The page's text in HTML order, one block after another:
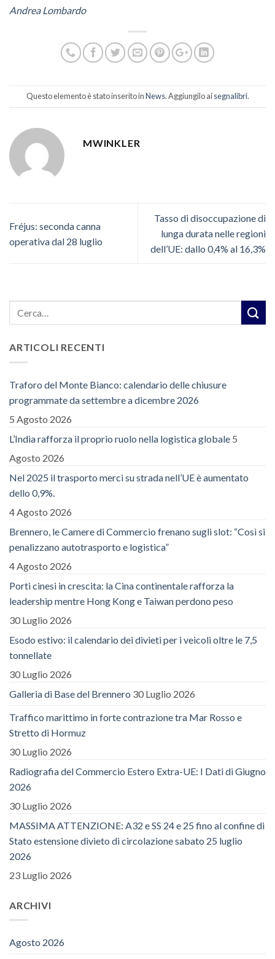
Andrea Lombardo
Questo elemento è stato inserito inNews. Aggiungilo aisegnalibri.
MWINKLER
Fréjus: seconda canna
operativa dal 28 luglio
Tasso di disoccupazione di
lunga durata nelle regioni
dell’UE: dallo 0,4% al 16,3%
ARTICOLI RECENTI
Traforo del Monte Bianco: calendario delle chiusure
programmate da settembre a dicembre 2026
5 Agosto 2026
L’India rafforza il proprio ruolo nella logistica globale 5
Agosto 2026
Nel 2025 il trasporto merci su strada nell’UE è aumentato
dello 0,9%.
4 Agosto 2026
Brennero, le Camere di Commercio frenano sugli slot: “Così si
penalizzano autotrasporto e logistica”
4 Agosto 2026
Porti cinesi in crescita: la Cina continentale rafforza la
leadership mentre Hong Kong e Taiwan perdono peso
30 Luglio 2026
Esodo estivo: il calendario dei divieti per i veicoli oltre le 7,5
tonnellate
30 Luglio 2026
Galleria di Base del Brennero 30 Luglio 2026
Traffico marittimo in forte contrazione tra Mar Rosso e
Stretto di Hormuz
30 Luglio 2026
Radiografia del Commercio Estero Extra-UE: I Dati di Giugno
2026
30 Luglio 2026
MASSIMA ATTENZIONE: A32 e SS 24 e 25 fino al confine di
Stato estensione divieto di circolazione sabato 25 luglio
2026
23 Luglio 2026
ARCHIVI
Agosto 2026